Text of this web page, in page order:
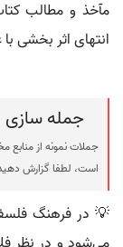
مآخذ و مطالب
انتهای اثر بخشی
جمله
جملات نمونه از
است، لطفا گزارش
💡 در فرهنگ